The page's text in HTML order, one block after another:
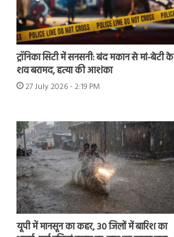
ट्रॉनिका सिटी में सनसनी: बंद मकान से मां-बेटी के
शव बरामद, हत्या की आशंका
27 July 2026 - 2:19 PM
यूपी में मानसून का कहर, 30 जिलों में बारिश का